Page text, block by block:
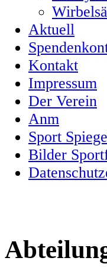
Aktuell
Kontakt
Impressum
Der Verein
Anm
Sport
Bilder